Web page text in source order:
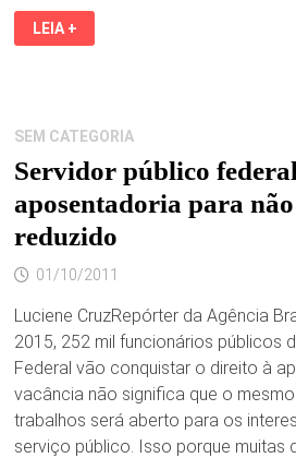
MP
QUER
A
DEPUTADO
SP
LEIA +
SEM CATEGORIA
Servidor público
aposentadoria para
reduzido
01/10/2011
Luciene CruzRepórter da Agência
2015, 252 mil funcionários públicos
Federal vão conquistar o direito à
vacância não significa que o
trabalhos será aberto para os
serviço público. Isso porque muitas